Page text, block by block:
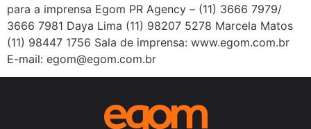
para a imprensa Egom PR Agency – (11) 3666 7979/
3666 7981 Daya Lima (11) 98207 5278 Marcela Matos
(11) 98447 1756 Sala de imprensa: www.egom.com.br
E-mail: egom@egom.com.br